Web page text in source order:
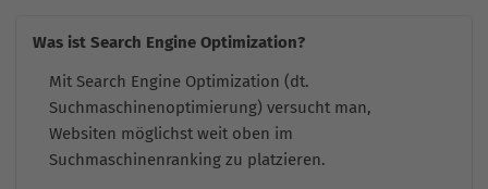
Was ist Search Engine Optimization?
Mit Search Engine Optimization (dt.
Suchmaschinenoptimierung) versucht man,
Websiten möglichst weit oben im
Suchmaschinenranking zu platzieren.